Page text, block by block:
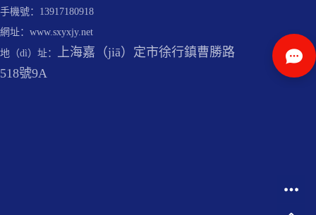
手機號：13917180918
網址：www.sxyxjy.net
地（dì）址： 上海嘉（jiā）定市徐行鎮曹勝路
518號9A